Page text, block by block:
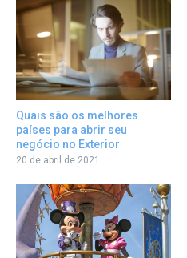
Quais são os melhores
países para abrir seu
negócio no Exterior
20 de abril de 2021